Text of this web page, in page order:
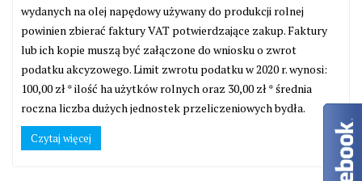
wydanych na olej napędowy używany do produkcji rolnej
powinien zbierać faktury VAT potwierdzające zakup. Faktury
lub ich kopie muszą być załączone do wniosku o zwrot
podatku akcyzowego. Limit zwrotu podatku w 2020 r. wynosi:
100,00 zł * ilość ha użytków rolnych oraz 30,00 zł * średnia
roczna liczba dużych jednostek przeliczeniowych bydła.
Czytaj więcej